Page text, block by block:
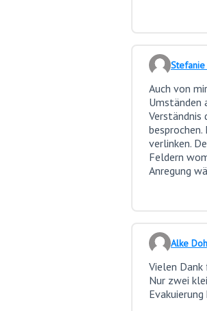
Kommentar
Stefanie
Auch von
Umständen
Verständnis
verlinken.
Feldern
Anregung
Kommentar
Alke
Vielen
Nur zwei
Evakuierung